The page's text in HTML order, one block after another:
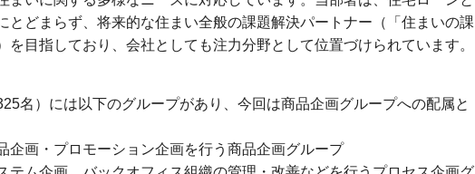
とどまらず、将来的な住まい全般の課題解決パートナー（「住まいの課
を目指しており、会社としても注力分野として位置づけられています。
名）には以下のグループがあり、今回は商品企画グループへの配属と
画・プロモーション企画を行う商品企画グループ